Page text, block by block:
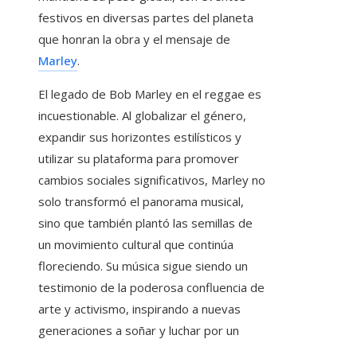
festivos en diversas partes del planeta
que honran la obra y el mensaje de
Marley.
El legado de Bob Marley en el reggae es
incuestionable. Al globalizar el género,
expandir sus horizontes estilísticos y
utilizar su plataforma para promover
cambios sociales significativos, Marley no
solo transformó el panorama musical,
sino que también plantó las semillas de
un movimiento cultural que continúa
floreciendo. Su música sigue siendo un
testimonio de la poderosa confluencia de
arte y activismo, inspirando a nuevas
generaciones a soñar y luchar por un